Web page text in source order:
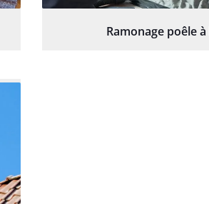
Ramonage poêle